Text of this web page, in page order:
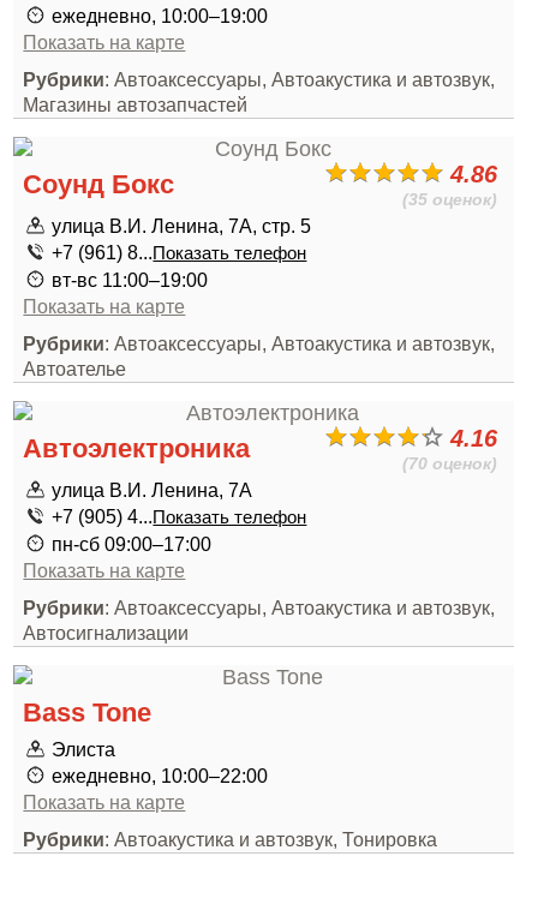
ежедневно, 10:00–19:00
Показать на карте
Рубрики: Автоаксессуары, Автоакустика и автозвук,
Магазины автозапчастей
4.86
(35 оценок)
Соунд Бокс
улица В.И. Ленина, 7А, стр. 5
+7 (961) 8...Показать телефон
вт-вс 11:00–19:00
Показать на карте
Рубрики: Автоаксессуары, Автоакустика и автозвук,
Автоателье
4.16
(70 оценок)
Автоэлектроника
улица В.И. Ленина, 7А
+7 (905) 4...Показать телефон
пн-сб 09:00–17:00
Показать на карте
Рубрики: Автоаксессуары, Автоакустика и автозвук,
Автосигнализации
Bass Tone
Элиста
ежедневно, 10:00–22:00
Показать на карте
Рубрики: Автоакустика и автозвук, Тонировка